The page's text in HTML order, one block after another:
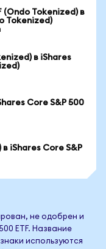
(Ondo Tokenized) в
Tokenized)
в iShares
Core S&P 500
iShares Core S&P
не одобрен и
ETF. Название
используются